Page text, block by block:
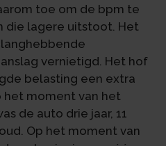
toe om de bpm te
die lagere uitstoot. Het
vernietigd. Het hof
belasting een extra
moment van het
de auto drie jaar, 11
Op het moment van